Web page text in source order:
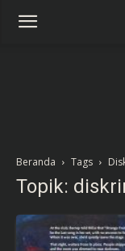
Beranda Tags
Topik: